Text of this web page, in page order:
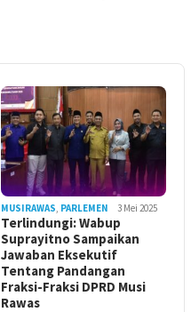
MUSIRAWAS PARLEMEN 3 Mei 2025
Terlindungi: Wabup
Suprayitno Sampaikan
Jawaban Eksekutif
Tentang Pandangan
Fraksi-Fraksi DPRD Musi
Rawas